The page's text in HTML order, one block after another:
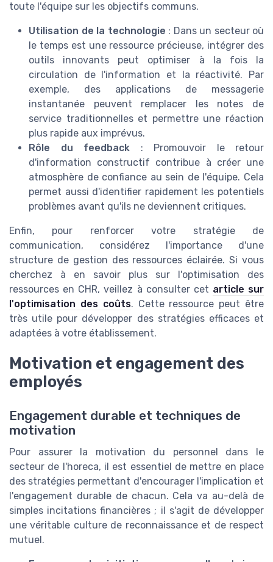
toute l'équipe sur les objectifs communs.
Utilisation de la technologie : Dans un secteur où
le temps est une ressource précieuse, intégrer des
outils innovants peut optimiser à la fois la
circulation de l'information et la réactivité. Par
exemple, des applications de messagerie
instantanée peuvent remplacer les notes de
service traditionnelles et permettre une réaction
plus rapide aux imprévus.
Rôle du feedback : Promouvoir le retour
d'information constructif contribue à créer une
atmosphère de confiance au sein de l'équipe. Cela
permet aussi d'identifier rapidement les potentiels
problèmes avant qu'ils ne deviennent critiques.
Enfin, pour renforcer votre stratégie de
communication, considérez l'importance d'une
structure de gestion des ressources éclairée. Si vous
cherchez à en savoir plus sur l'optimisation des
ressources en CHR, veillez à consulter cet article sur
l'optimisation des coûts. Cette ressource peut être
très utile pour développer des stratégies efficaces et
adaptées à votre établissement.
Motivation et engagement des
employés
Engagement durable et techniques de
motivation
Pour assurer la motivation du personnel dans le
secteur de l'horeca, il est essentiel de mettre en place
des stratégies permettant d'encourager l'implication et
l'engagement durable de chacun. Cela va au-delà de
simples incitations financières ; il s'agit de développer
une véritable culture de reconnaissance et de respect
mutuel.